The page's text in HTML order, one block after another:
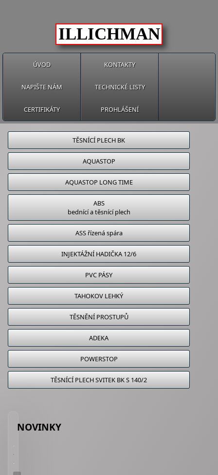
ILLICHMAN
ÚVOD KONTAKTY
NAPIŠTE NÁM TECHNICKÉ LISTY
CERTIFIKÁTY PROHLÁŠENÍ
TĚSNÍCÍ PLECH BK
AQUASTOP
AQUASTOP LONG TIME
ABS
bednící a těsnící plech
ASS řízená spára
INJEKTÁŽNÍ HADIČKA 12/6
PVC PÁSY
TAHOKOV LEHKÝ
TĚSNĚNÍ PROSTUPŮ
ADEKA
POWERSTOP
TĚSNÍCÍ PLECH SVITEK BK S 140/2
NOVINKY